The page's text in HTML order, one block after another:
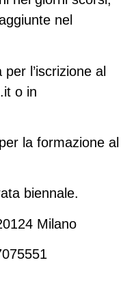
nel
l’iscrizione al
o in
la formazione al
biennale.
Milano